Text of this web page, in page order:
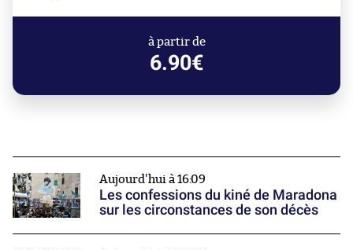
à partir de
6.90€
Aujourd'hui à 16:09
Les confessions du kiné de Maradona
sur les circonstances de son décès